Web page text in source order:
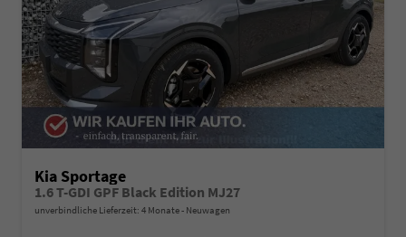
Kia Sportage
1.6 T-GDI GPF Black Edition MJ27
unverbindliche Lieferzeit: 4 Monate Neuwagen